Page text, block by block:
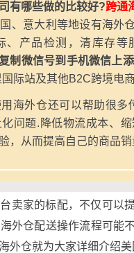
有哪些做的比较好?跨通
、意大利等地设有海外
、产品检测，清库存等
制微信号到手机微信上
际站及其他B2C跨境电
海外仓还可以帮助很
问题.降低物流成本、
，从而提高自己的商品
卖家的标配，不仅可以
外仓配送操作流程可能
外仓就为大家详细介绍